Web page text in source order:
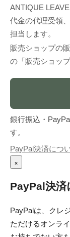
ANTIQUE
代金の代理受領
担当します。
販売ショップの
の「販売ショッ
銀行振込・
す。
PayPal決済につ
×
PayPal決済
PayPalは、クレ
ただけるオンラ